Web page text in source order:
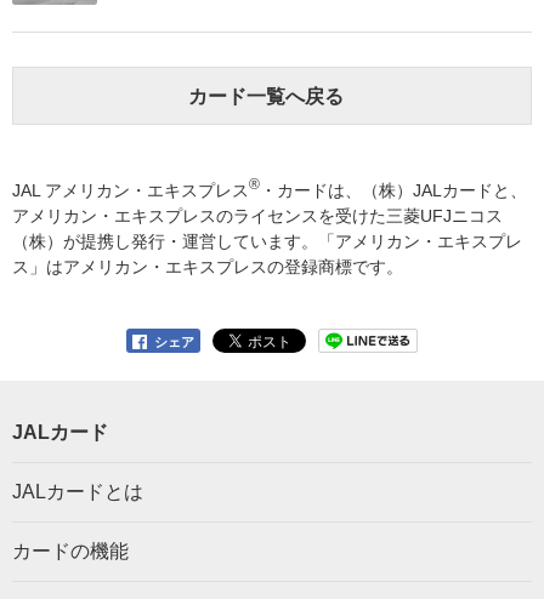
カード一覧へ戻る
JAL アメリカン・エキスプレス® ・カードは、（株）JALカードと、
アメリカン・エキスプレスのライセンスを受けた三菱UFJニコス
（株）が提携し発行・運営しています。「アメリカン・エキスプレ
ス」はアメリカン・エキスプレスの登録商標です。
シェア
JALカード
JALカードとは
カードの機能